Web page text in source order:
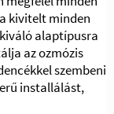
kivitelt minden
alaptípusra
az ozmózis
szembeni
installálást,